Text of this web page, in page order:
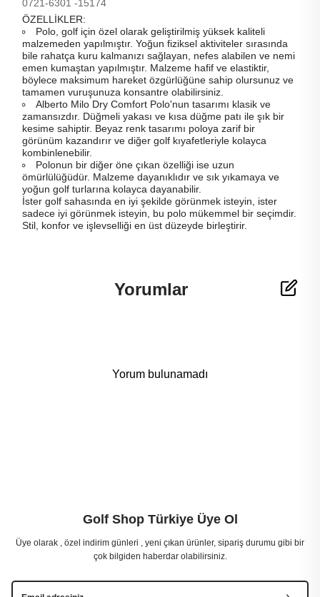
0721-6301 -15174
ÖZELLİKLER:
Polo, golf için özel olarak geliştirilmiş yüksek kaliteli
malzemeden yapılmıştır. Yoğun fiziksel aktiviteler sırasında
bile rahatça kuru kalmanızı sağlayan, nefes alabilen ve nemi
emen kumaştan yapılmıştır. Malzeme hafif ve elastiktir,
böylece maksimum hareket özgürlüğüne sahip olursunuz ve
tamamen vuruşunuza konsantre olabilirsiniz.
Alberto Milo Dry Comfort Polo'nun tasarımı klasik ve
zamansızdır. Düğmeli yakası ve kısa düğme patı ile şık bir
kesime sahiptir. Beyaz renk tasarımı poloya zarif bir
görünüm kazandırır ve diğer golf kıyafetleriyle kolayca
kombinlenebilir.
Polonun bir diğer öne çıkan özelliği ise uzun
ömürlülüğüdür. Malzeme dayanıklıdır ve sık yıkamaya ve
yoğun golf turlarına kolayca dayanabilir.
İster golf sahasında en iyi şekilde görünmek isteyin, ister
sadece iyi görünmek isteyin, bu polo mükemmel bir seçimdir.
Stil, konfor ve işlevselliği en üst düzeyde birleştirir.
Yorumlar
Yorum bulunamadı
Golf Shop Türkiye Üye Ol
Üye olarak , özel indirim günleri , yeni çıkan ürünler, sipariş durumu gibi bir
çok bilgiden haberdar olabilirsiniz.